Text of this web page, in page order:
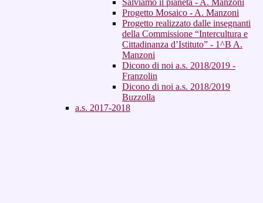
Salviamo il pianeta - A. Manzoni
Progetto Mosaico - A. Manzoni
Progetto realizzato dalle insegnanti
della Commissione “Intercultura e
Cittadinanza d’Istituto” - 1^B A.
Manzoni
Dicono di noi a.s. 2018/2019 -
Franzolin
Dicono di noi a.s. 2018/2019
Buzzolla
a.s. 2017-2018